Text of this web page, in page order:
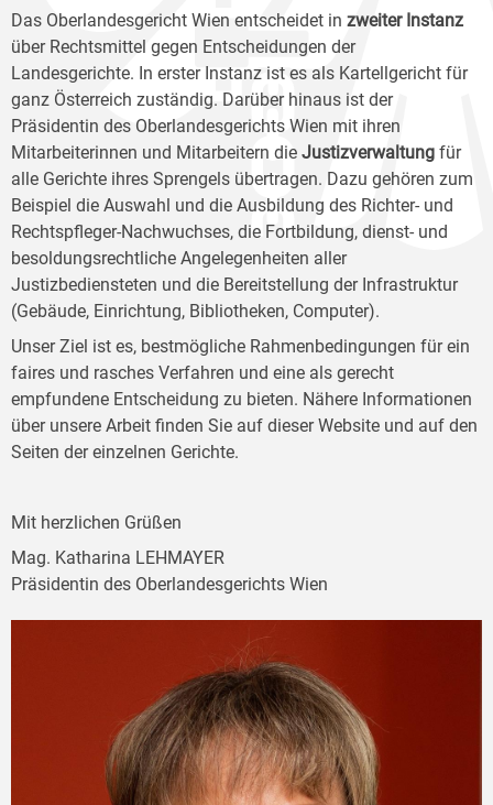
Das Oberlandesgericht Wien entscheidet in zweiter Instanz
über Rechtsmittel gegen Entscheidungen der
Landesgerichte. In erster Instanz ist es als Kartellgericht für
ganz Österreich zuständig. Darüber hinaus ist der
Präsidentin des Oberlandesgerichts Wien mit ihren
Mitarbeiterinnen und Mitarbeitern die Justizverwaltung für
alle Gerichte ihres Sprengels übertragen. Dazu gehören zum
Beispiel die Auswahl und die Ausbildung des Richter- und
Rechtspfleger-Nachwuchses, die Fortbildung, dienst- und
besoldungsrechtliche Angelegenheiten aller
Justizbediensteten und die Bereitstellung der Infrastruktur
(Gebäude, Einrichtung, Bibliotheken, Computer).
Unser Ziel ist es, bestmögliche Rahmenbedingungen für ein
faires und rasches Verfahren und eine als gerecht
empfundene Entscheidung zu bieten. Nähere Informationen
über unsere Arbeit finden Sie auf dieser Website und auf den
Seiten der einzelnen Gerichte.
Mit herzlichen Grüßen
Mag. Katharina LEHMAYER
Präsidentin des Oberlandesgerichts Wien